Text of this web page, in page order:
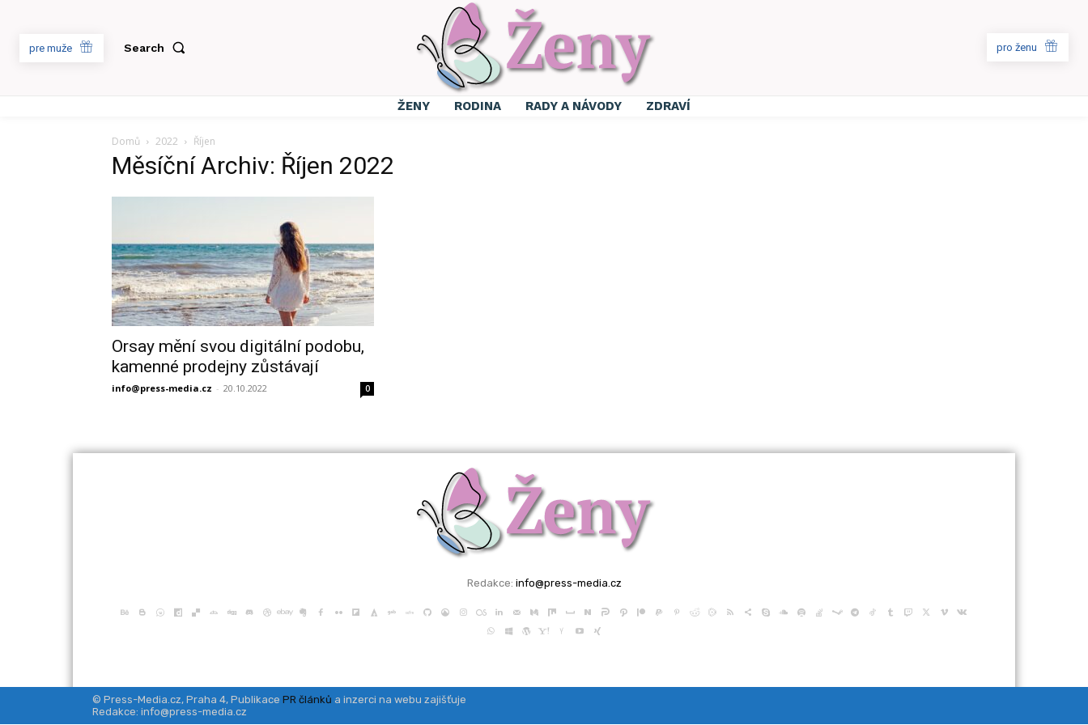
pre muže Search pro ženu
ŽENY RODINA RADY A NÁVODY ZDRAVÍ
Domů 2022 Říjen
Měsíční Archiv: Říjen 2022
Orsay mění svou digitální podobu,
kamenné prodejny zůstávají
info@press-media.cz - 20.10.2022 0
Redakce: info@press-media.cz
© Press-Media.cz, Praha 4, Publikace PR článků a inzerci na webu zajišťuje
Redakce: info@press-media.cz